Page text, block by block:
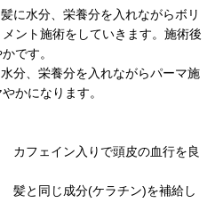
水分、栄養分を入れながらボリ
ント施術をしていきます。施術後
です。
、栄養分を入れながらパーマ施
かになります。
フェイン入りで頭皮の血行を良
と同じ成分(ケラチン)を補給し